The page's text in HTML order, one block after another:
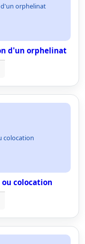
orphelinat
d'un orphelinat
colocation
colocation